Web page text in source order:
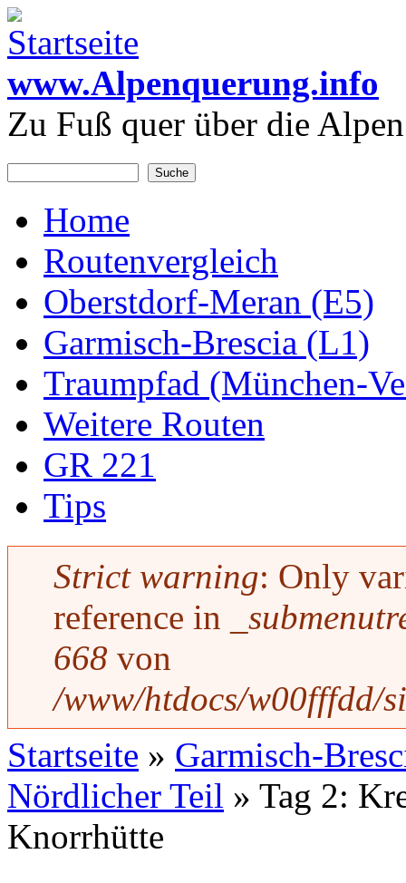
Direkt zum Inhalt
www.Alpenquerung.info
Zu Fuß quer über die Alpen
Hauptmenü
Home
Routenvergleich
Oberstdorf-Meran (E5)
Garmisch-Brescia (L1)
Traumpfad (München-
Weitere Routen
GR 221
Tips
Fehlermeldung
Strict warning: Only
reference in
668 von
/www/htdocs/w00fffdd/
Sie sind hier
Startseite » Garmisch-
Nördlicher Teil » Tag 2:
Knorrhütte